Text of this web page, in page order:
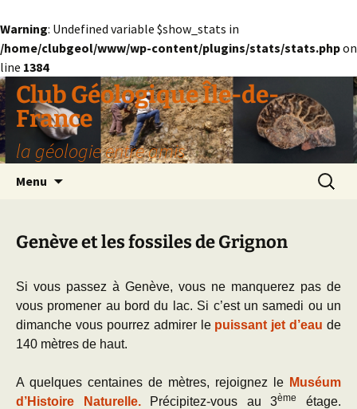
Warning: Undefined variable $show_stats in
/home/clubgeol/www/wp-content/plugins/stats/stats.phpon
line 1384
Aller
au
contenu
Club Géologique Île-de-
France
la géologie entre amis
Menu
Genève et les fossiles de Grignon
Si vous passez à Genève, vous ne manquerez pas de
vous promener au bord du lac. Si c’est un samedi ou un
dimanche vous pourrez admirer le puissant jet d’eau de
140 mètres de haut.
A quelques centaines de mètres, rejoignez le Muséum
d’Histoire Naturelle.Précipitez-vous au 3ème
étage.